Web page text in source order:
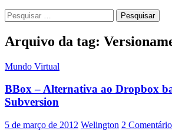
Pesquisar
por:
Arquivo da tag:
Mundo Virtual
BBox – Alternativa ao Dropbox
Subversion
5 de março de 2012 Welington 2